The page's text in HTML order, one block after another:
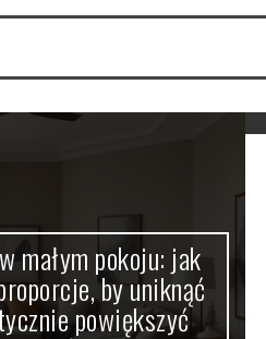
powiększenie pomieszczeń i
i chaosu
małym pokoju: jak
by uniknąć
powiększyć